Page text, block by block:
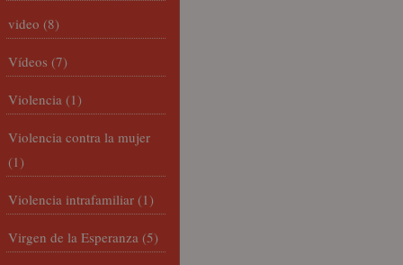
video (8)
Vídeos (7)
Violencia (1)
Violencia contra la mujer
(1)
Violencia intrafamiliar (1)
Virgen de la Esperanza (5)